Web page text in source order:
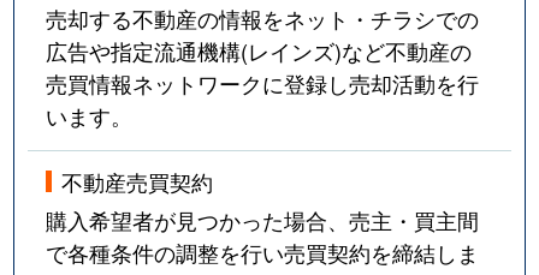
売却する不動産の情報をネット・チラシでの
広告や指定流通機構(レインズ)など不動産の
売買情報ネットワークに登録し売却活動を行
います。
不動産売買契約
購入希望者が見つかった場合、売主・買主間
で各種条件の調整を行い売買契約を締結しま